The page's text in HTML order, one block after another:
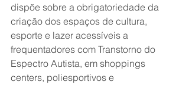
dispõe sobre a obrigatoriedade da
criação dos espaços de cultura,
esporte e lazer acessíveis a
frequentadores com Transtorno do
Espectro Autista, em shoppings
centers, poliesportivos e